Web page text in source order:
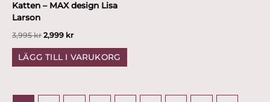
Katten – MAX design Lisa
Larson
3,995kr 2,999 kr
LÄGG TILL I VARUKORG